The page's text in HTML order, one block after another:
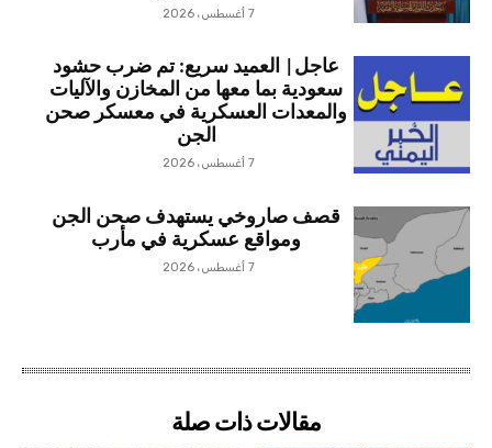
7 أغسطس، 2026
عاجل| العميد سريع: تم ضرب حشود
سعودية بما معها من المخازن والآليات
والمعدات العسكرية في معسكر صحن
الجن
7 أغسطس، 2026
قصف صاروخي يستهدف صحن الجن
ومواقع عسكرية في مأرب
7 أغسطس، 2026
مقالات ذات صلة